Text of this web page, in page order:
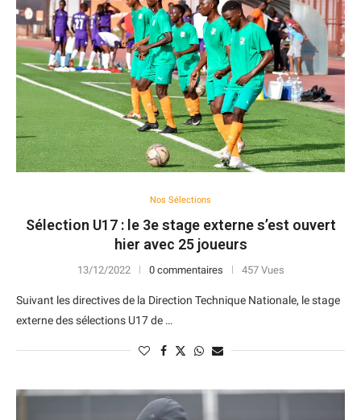
Nos Sélections
Sélection U17 : le 3e stage externe s’est ouvert
hier avec 25 joueurs
13/12/2022 0 commentaires 457 Vues
Suivant les directives de la Direction Technique Nationale, le stage
externe des sélections U17 de …